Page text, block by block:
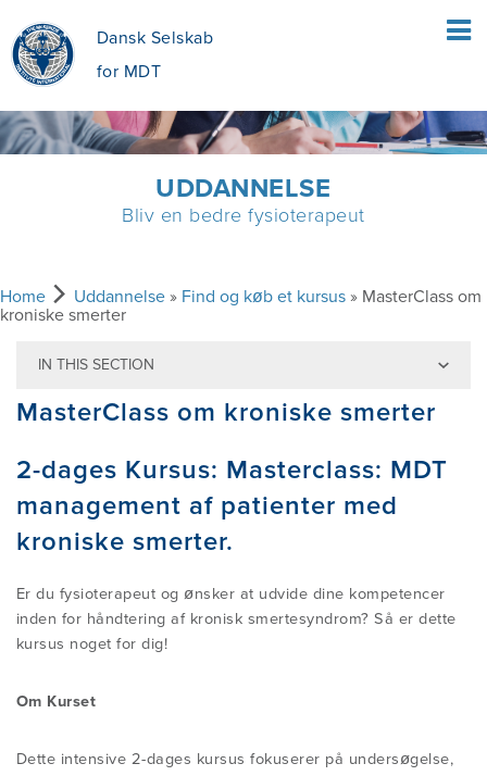
Dansk Selskab
for MDT
HOME
PATIENTER
HVAD ER MEKANISK DIAGNOSTIK OG
TERAPI (MDT)?
OPBYGNINGEN AF MDT
ER DET HENSIGTSMÆSSIG FOR MIG?
PATIENT REFERENCER
FIND EN FYSIOTERAPEUT
FYSIOTERAPEUTER
MEKANISK DIAGNOSTIK OG TERAPI
ALMINDELIGE MISFORSTÅELSER AF
MDT
FORSKNING OG RESSOURCER
INFORMATION TIL
UDDANNELSE
KURSUS BESKRIVELSER
ECTS ANGIVELSER
BLIV CREDENTIAL TERAPEUT
VEDTÆGTER
FORMANDENS BERETNINGER
NYTTIGE LINKS
NYHEDER
KONTAKT
UDDANNELSE
Bliv en bedre fysioterapeut
Home Uddannelse » Find og køb et kursus » MasterClass om
kroniske smerter
IN THIS SECTION
MasterClass om kroniske smerter
2-dages Kursus: Masterclass: MDT
management af patienter med
kroniske smerter.
Er du fysioterapeut og ønsker at udvide dine kompetencer
inden for håndtering af kronisk smertesyndrom? Så er dette
kursus noget for dig!
Om Kurset
Dette intensive 2-dages kursus fokuserer på undersøgelse,